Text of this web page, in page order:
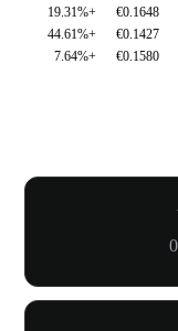
€0.1648
+19.31%
€0.1427
+44.61%
€0.1580
+7.64%